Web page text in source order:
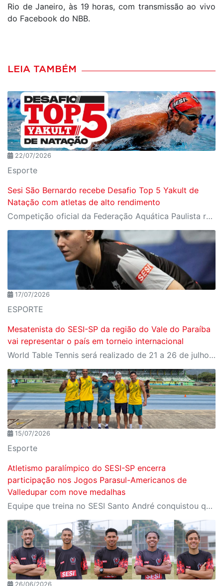
Rio de Janeiro, às 19 horas, com transmissão ao vivo
do Facebook do NBB.
LEIA TAMBÉM
22/07/2026
Esporte
Sesi São Bernardo recebe Desafio Top 5 Yakult de
Natação com atletas de alto rendimento
Competição oficial da Federação Aquática Paulista reúne nadadores de elite em preparação para o Troféu José Finkel
17/07/2026
ESPORTE
Mesatenista do SESI-SP da região do Vale do Paraíba
vai representar o país em torneio internacional
World Table Tennis será realizado de 21 a 26 de julho, em São José dos Campos
15/07/2026
Esporte
Atletismo paralímpico do SESI-SP encerra
participação nos Jogos Parasul-Americanos de
Valledupar com nove medalhas
Equipe que treina no SESI Santo André conquistou quatro ouros, três pratas e dois bronzes representando o Brasil na Colômbia
26/06/2026